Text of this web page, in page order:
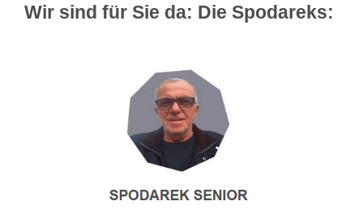
Wir sind für Sie da: Die Spodareks: